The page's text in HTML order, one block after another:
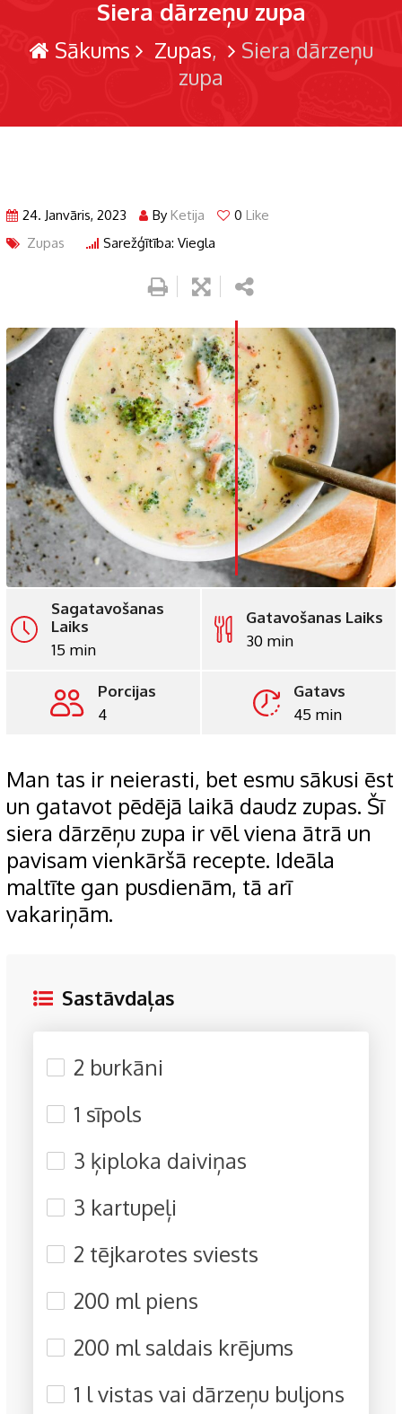
Siera dārzeņu zupa
Sākums Zupas
Siera dārzeņu
zupa
24. Janvāris, 2023 By Ketija 0 Like
Zupas
Sarežģītība: Viegla
LinkedIn
Whatsapp
Pinterest
Print
Sagatavošanas
Laiks
15 min
Gatavošanas Laiks
30 min
Porcijas
4
Gatavs
45 min
Man tas ir neierasti, bet esmu sākusi ēst
un gatavot pēdējā laikā daudz zupas. Šī
siera dārzēņu zupa ir vēl viena ātrā un
pavisam vienkāršā recepte. Ideāla
maltīte gan pusdienām, tā arī
vakariņām.
Sastāvdaļas
2 burkāni
1 sīpols
3 ķiploka daiviņas
3 kartupeļi
2 tējkarotes sviests
200 ml piens
200 ml saldais krējums
1 l vistas vai dārzeņu buljons